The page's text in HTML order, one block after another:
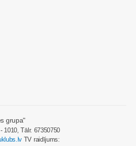
grupa"
1010, Tālr. 67350750
TV raidījums: